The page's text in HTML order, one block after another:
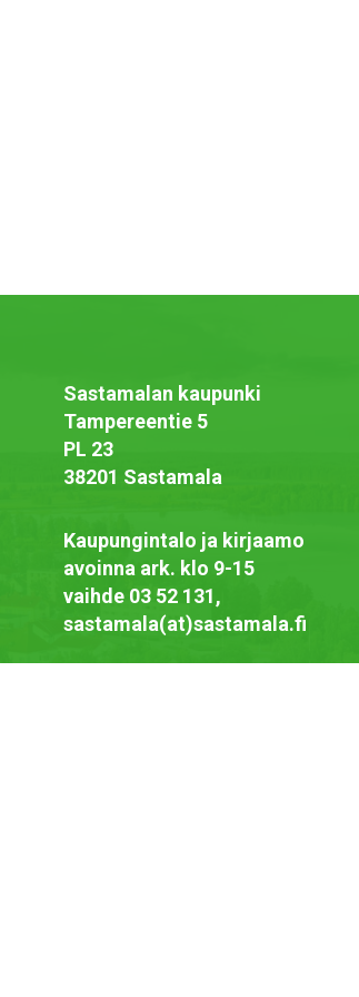
Sastamalan kaupunki
Tampereentie 5
PL 23
38201 Sastamala
Kaupungintalo ja kirjaamo
avoinna ark. klo 9-15
vaihde 03 52 131,
sastamala(at)sastamala.fi